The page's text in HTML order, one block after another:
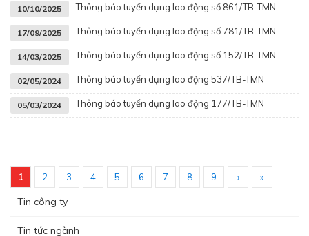
10/10/2025 Thông báo tuyển dụng lao động số 861/TB-TMN
17/09/2025 Thông báo tuyển dụng lao động số 781/TB-TMN
14/03/2025 Thông báo tuyển dụng lao động số 152/TB-TMN
02/05/2024 Thông báo tuyển dụng lao động 537/TB-TMN
05/03/2024 Thông báo tuyển dụng lao động 177/TB-TMN
1 2 3 4 5 6 7 8 9 › »
Tin công ty
Tin tức ngành